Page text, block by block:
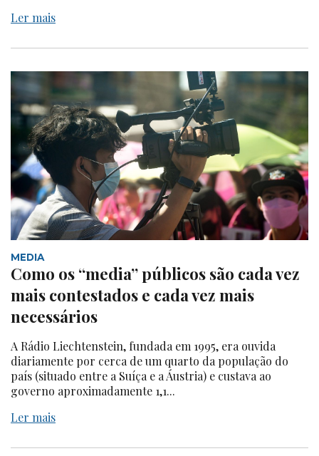
Ler mais
MEDIA
Como os “media” públicos são cada vez
mais contestados e cada vez mais
necessários
A Rádio Liechtenstein, fundada em 1995, era ouvida
diariamente por cerca de um quarto da população do
país (situado entre a Suíça e a Áustria) e custava ao
governo aproximadamente 1,1...
Ler mais